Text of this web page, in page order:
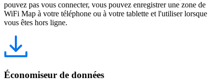
pouvez pas vous connecter, vous pouvez enregistrer une zone de
WiFi Map à votre téléphone ou à votre tablette et l'utiliser lorsque
vous êtes hors ligne.
Économiseur de données